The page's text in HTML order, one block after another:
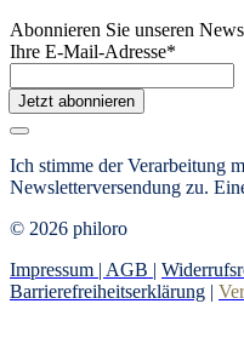
Abonnieren Sie unseren
Ihre E-Mail-Adresse*
Jetzt abonnieren
Ich stimme der Verarbeitung
Newsletterversendung zu.
© 2026 philoro
Impressum | AGB |
Barrierefreiheitserklärung |